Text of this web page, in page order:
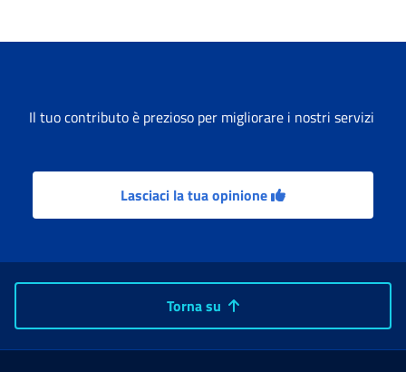
Il tuo contributo è prezioso per migliorare i nostri servizi
Lasciaci la tua opinione
Torna su